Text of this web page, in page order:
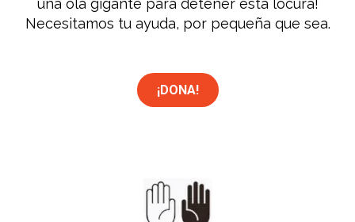
una ola gigante para detener esta locura!
Necesitamos tu ayuda, por pequeña que sea.
¡DONA!